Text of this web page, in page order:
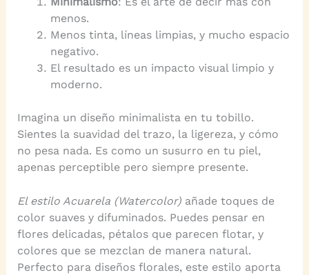
menos.
Menos tinta, líneas limpias, y mucho espacio
negativo.
El resultado es un impacto visual limpio y
moderno.
Imagina un diseño minimalista en tu tobillo.
Sientes la suavidad del trazo, la ligereza, y cómo
no pesa nada. Es como un susurro en tu piel,
apenas perceptible pero siempre presente.
El estilo Acuarela (Watercolor)añade toques de
color suaves y difuminados. Puedes pensar en
flores delicadas, pétalos que parecen flotar, y
colores que se mezclan de manera natural.
Perfecto para diseños florales, este estilo aporta